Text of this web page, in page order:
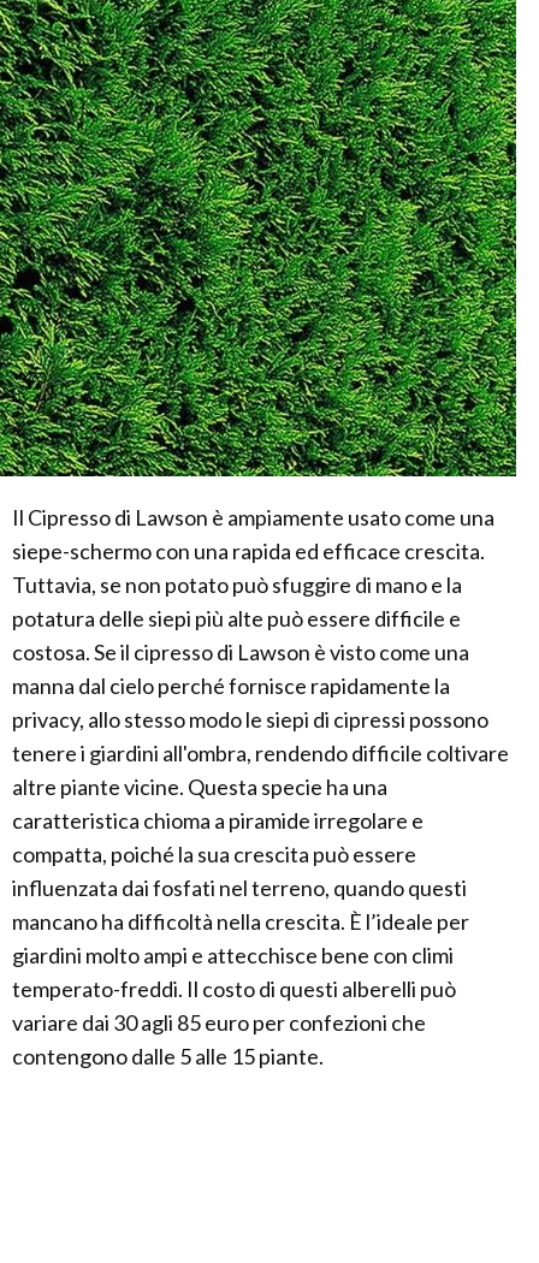
Il Cipresso di Lawson è ampiamente usato come una
siepe-schermo con una rapida ed efficace crescita.
Tuttavia, se non potato può sfuggire di mano e la
potatura delle siepi più alte può essere difficile e
costosa. Se il cipresso di Lawson è visto come una
manna dal cielo perché fornisce rapidamente la
privacy, allo stesso modo le siepi di cipressi possono
tenere i giardini all'ombra, rendendo difficile coltivare
altre piante vicine. Questa specie ha una
caratteristica chioma a piramide irregolare e
compatta, poiché la sua crescita può essere
influenzata dai fosfati nel terreno, quando questi
mancano ha difficoltà nella crescita. È l’ideale per
giardini molto ampi e attecchisce bene con climi
temperato-freddi. Il costo di questi alberelli può
variare dai 30 agli 85 euro per confezioni che
contengono dalle 5 alle 15 piante.